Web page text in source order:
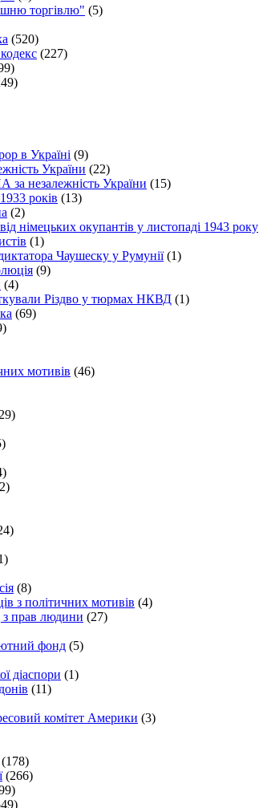
торгівлю" (5)
(520)
(227)
в Україні (9)
України (22)
незалежність України (15)
років (13)
(2)
німецьких окупантів у листопаді 1943 року
(1)
Чаушеску у Румунії(1)
(9)
(4)
Різдво у тюрмах НКВД (1)
(69)
мотивів (46)
(8)
з політичних мотивів (4)
з прав людини (27)
фонд (5)
діаспори (1)
(11)
комітет Америки (3)
(266)